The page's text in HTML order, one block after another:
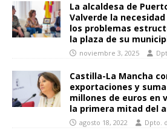
La alcaldesa de
Valverde la
los problemas
la plaza de su
noviembre 3, 2025
Castilla-La Mancha
exportaciones y
millones de euros en
la primera mitad del
agosto 18, 2022 Dpto.